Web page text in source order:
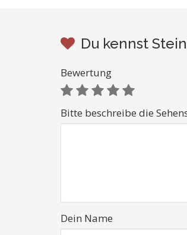
Du kennst
Bewertung
Bitte beschreibe die
Dein Name